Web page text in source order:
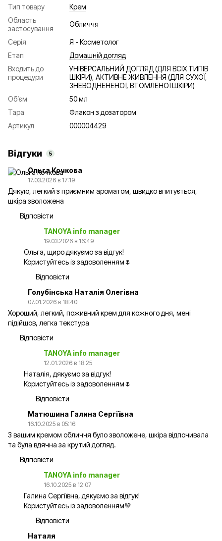
Тип товару
Крем
Область
застосування
Обличчя
Серія
Я - Косметолог
Етап
Домашній догляд
Входить до
процедури
УНІВЕРСАЛЬНИЙ ДОГЛЯД (ДЛЯ ВСІХ ТИПІВ
ШКІРИ), АКТИВНЕ ЖИВЛЕННЯ (ДЛЯ СУХОЇ,
ЗНЕВОДНЕНЕНОЇ, ВТОМЛЕНОЇ ШКІРИ)
Об’єм
50 мл
Тара
Флакон з дозатором
Артикул
000004429
Відгуки 5
Ольга Кочкова
17.03.2026 в 17:19
Дякую, легкий з приємним ароматом, швидко впитується,
шкіра зволожена
Відповісти
TANOYA info manager
19.03.2026 в 16:49
Ольга, щиро дякуємо за відгук!
Користуйтесь із задоволенням🌷
Відповісти
Голубінська Наталія Олегівна
07.01.2026 в 18:40
Хороший, легкий, поживний крем для кожного дня, мені
підійшов, легка текстура
Відповісти
TANOYA info manager
12.01.2026 в 18:25
Наталія, дякуємо за відгук!
Користуйтесь із задоволенням🌷
Відповісти
Матюшина Галина Сергіївна
16.10.2025 в 05:16
З вашим кремом обличчя було зволожене, шкіра відпочивала
та була вдячна за крутий догляд.
Відповісти
TANOYA info manager
16.10.2025 в 12:07
Галина Сергіївна, дякуємо за відгук!
Користуйтесь із задоволенням💚
Відповісти
Наталя